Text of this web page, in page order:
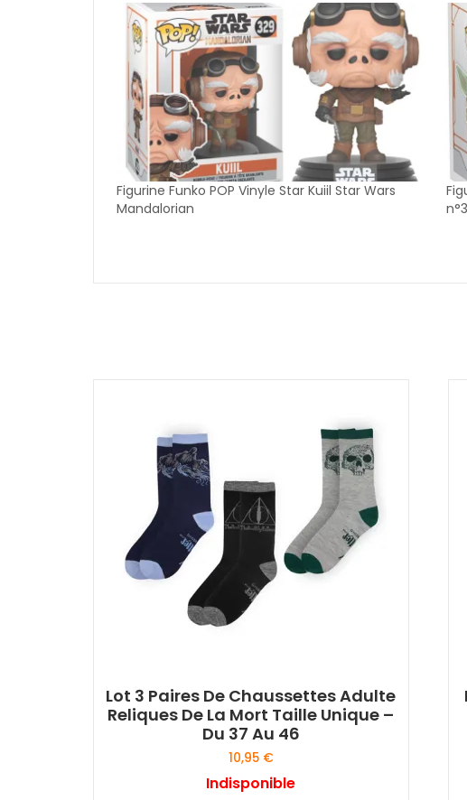
Figurine Funko POP Vinyle Star Kuiil Star Wars
Mandalorian
Lot 3 Paires De Chaussettes Adulte
Reliques De La Mort Taille Unique –
Du 37 Au 46
10,95 €
Indisponible